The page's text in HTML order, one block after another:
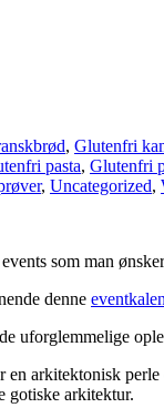
, Glutenfri
pasta, Glutenfri
, Uncategorized,
som man
denne
uforglemmelige
arkitektonisk
gotiske arkitektur.